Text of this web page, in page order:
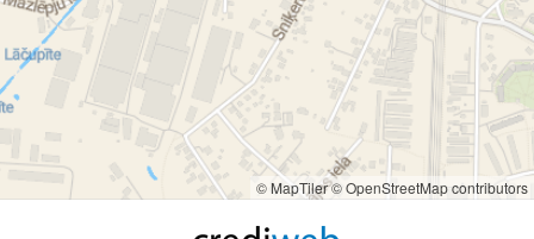
© MapTiler© OpenStreetMap contributors